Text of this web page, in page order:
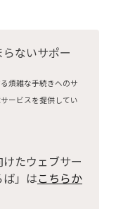
ないサポー
煩雑な手続きへのサ
ービスを提供してい
たウェブサー
」はこちらか